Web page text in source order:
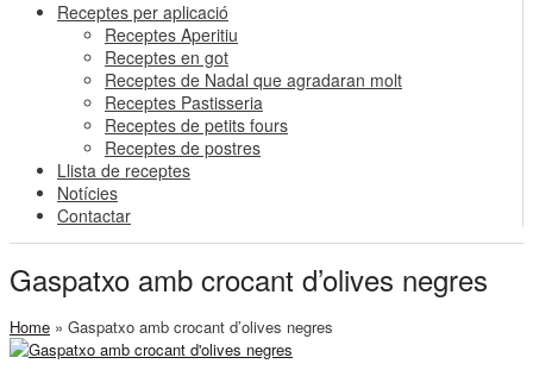
Receptes per aplicació
Receptes Aperitiu
Receptes en got
Receptes de Nadal que agradaran molt
Receptes Pastisseria
Receptes de petits fours
Receptes de postres
Llista de receptes
Notícies
Contactar
Gaspatxo amb crocant d’olives negres
Home » Gaspatxo amb crocant d’olives negres